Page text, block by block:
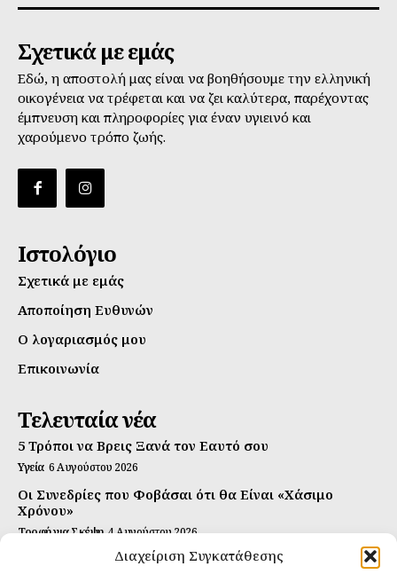
Διαχείριση Συγκατάθεσης
Σχετικά με εμάς
Εδώ, η αποστολή μας είναι να βοηθήσουμε την ελληνική
οικογένεια να τρέφεται και να ζει καλύτερα, παρέχοντας
έμπνευση και πληροφορίες για έναν υγιεινό και
χαρούμενο τρόπο ζωής.
Ιστολόγιο
Σχετικά με εμάς
Αποποίηση Ευθυνών
Ο λογαριασμός μου
Επικοινωνία
Τελευταία νέα
5 Τρόποι να Βρεις Ξανά τον Εαυτό σου
Υγεία 6 Αυγούστου 2026
Οι Συνεδρίες που Φοβάσαι ότι θα Είναι «Χάσιμο
Χρόνου»
Τροφή για Σκέψη 4 Αυγούστου 2026
Αυτή Είναι η Συνταγή για Τέλεια Κομπούτσα